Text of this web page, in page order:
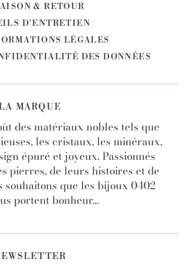
& RETOUR
D'ENTRETIEN
LÉGALES
DES DONNÉES
MARQUE
des matériaux nobles tels que
les cristaux, les minéraux,
épuré et joyeux. Passionnés
pierres, de leurs histoires et de
souhaitons que les bijoux 0402
portent bonheur...